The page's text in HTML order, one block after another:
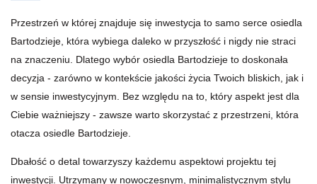
Przestrzeń w której znajduje się inwestycja to samo serce osiedla
Bartodzieje, która wybiega daleko w przyszłość i nigdy nie straci
na znaczeniu. Dlatego wybór osiedla Bartodzieje to doskonała
decyzja - zarówno w kontekście jakości życia Twoich bliskich, jak i
w sensie inwestycyjnym. Bez względu na to, który aspekt jest dla
Ciebie ważniejszy - zawsze warto skorzystać z przestrzeni, która
otacza osiedle Bartodzieje.
Dbałość o detal towarzyszy każdemu aspektowi projektu tej
inwestycji. Utrzymany w nowoczesnym, minimalistycznym stylu